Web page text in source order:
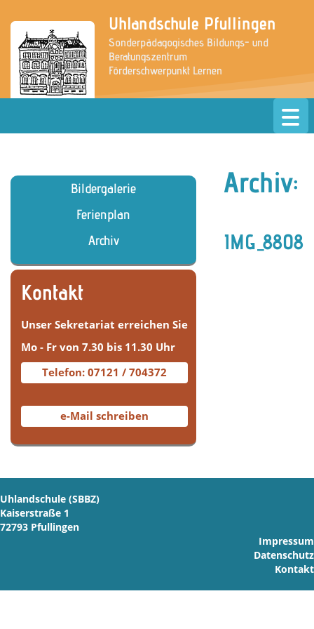
Uhlandschule Pfullingen
Sonderpädagogisches Bildungs- und
Beratungszentrum
Förderschwerpunkt Lernen
Archiv:
IMG_8808
Bildergalerie
Ferienplan
Archiv
Kontakt
Unser Sekretariat erreichen Sie
Mo - Fr von 7.30 bis 11.30 Uhr
Telefon: 07121 / 704372
e-Mail schreiben
Uhlandschule (SBBZ)
Kaiserstraße 1
72793 Pfullingen
Impressum
Datenschutz
Kontakt